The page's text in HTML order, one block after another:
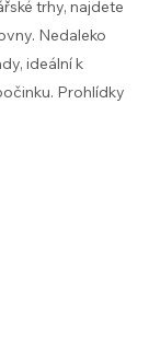
trhy, najdete
Nedaleko
ideální k
Prohlídky